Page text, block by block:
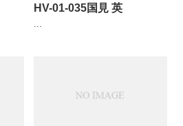
HV-01-035国見 英